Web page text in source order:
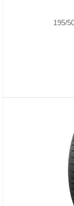
195/